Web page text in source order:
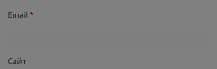
Email *
Сайт